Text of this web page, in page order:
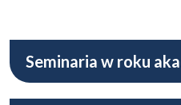
Seminaria w roku